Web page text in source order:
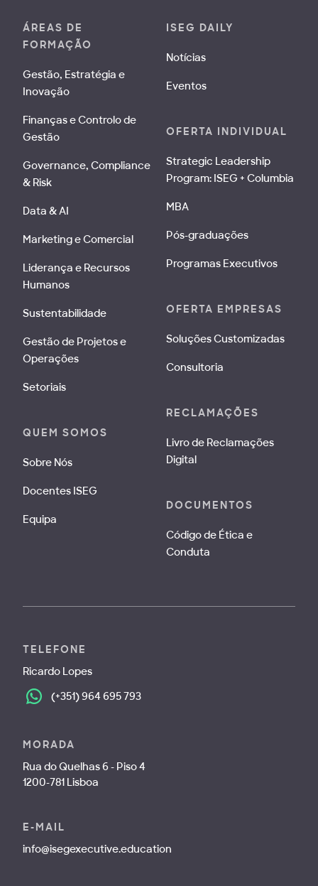
ÁREAS DE
FORMAÇÃO
Gestão, Estratégia e
Inovação
Finanças e Controlo de
Gestão
Governance, Compliance
& Risk
Data & AI
Marketing e Comercial
Liderança e Recursos
Humanos
Sustentabilidade
Gestão de Projetos e
Operações
Setoriais
QUEM SOMOS
Sobre Nós
Docentes ISEG
Equipa
ISEG DAILY
Notícias
Eventos
OFERTA INDIVIDUAL
Strategic Leadership
Program: ISEG + Columbia
MBA
Pós-graduações
Programas Executivos
OFERTA EMPRESAS
Soluções Customizadas
Consultoria
RECLAMAÇÕES
Livro de Reclamações
Digital
DOCUMENTOS
Código de Ética e
Conduta
TELEFONE
Ricardo Lopes
(+351) 964 695 793
MORADA
Rua do Quelhas 6 - Piso 4
1200-781 Lisboa
E-MAIL
info@isegexecutive.education